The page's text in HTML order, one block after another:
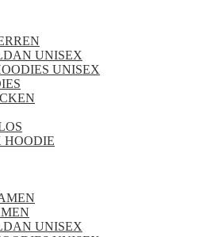
UNISEX
UNISEX
HOODIE
UNISEX